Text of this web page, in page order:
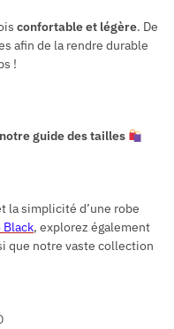
confortable et légère. De
afin de la rendre durable
!
guide des tailles
la simplicité d’une robe
Black, explorez également
que notre vaste collection